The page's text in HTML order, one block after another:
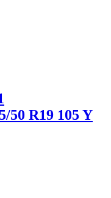
50 R19 105 Y